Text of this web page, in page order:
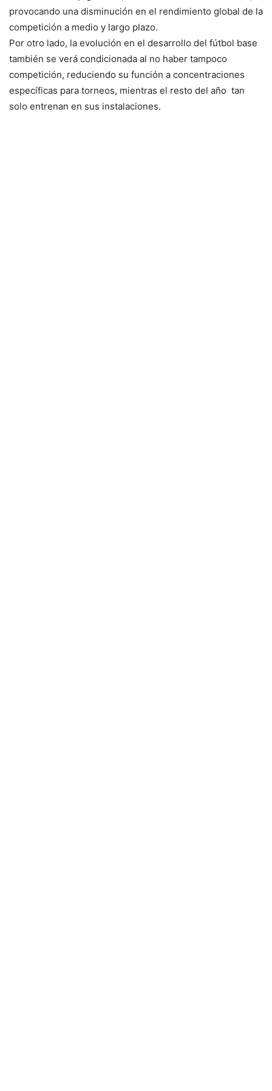
provocando una disminución en el rendimiento global de la
competición a medio y largo plazo.
Por otro lado, la evolución en el desarrollo del fútbol base
también se verá condicionada al no haber tampoco
competición, reduciendo su función a concentraciones
específicas para torneos, mientras el resto del año tan
solo entrenan en sus instalaciones.